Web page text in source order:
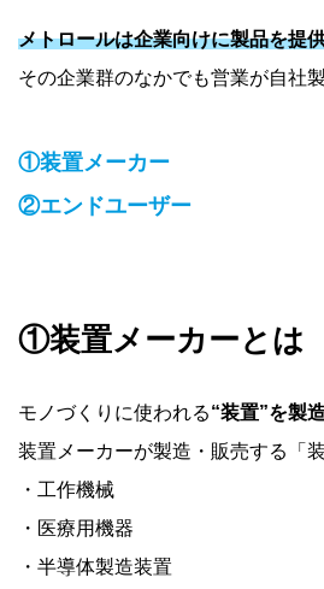
メトロールは企業向けに製品を提
その企業群のなかでも営業が自社
①装置メーカー
②エンドユーザー
①装置メーカーとは
モノづくりに使われる“装置”を製
装置メーカーが製造・販売する「
・工作機械
・医療用機器
・半導体製造装置